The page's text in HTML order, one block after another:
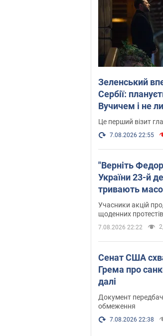
Зеленський
Сербії:
Вучичем і не
Це перший візит
7.08.2026 22:55
"Верніть
України 23-й
тривають
картонками.
Учасники акцій
щоденних протестів
7.08.2026 22:22
Сенат США
Грема про
далі
Документ
обмеження
7.08.2026 22:38